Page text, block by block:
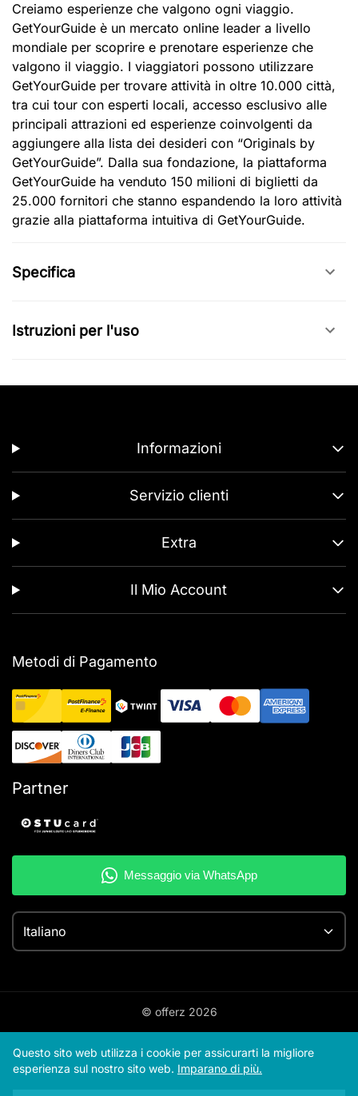
Creiamo esperienze che valgono ogni viaggio.
GetYourGuide è un mercato online leader a livello
mondiale per scoprire e prenotare esperienze che
valgono il viaggio. I viaggiatori possono utilizzare
GetYourGuide per trovare attività in oltre 10.000 città,
tra cui tour con esperti locali, accesso esclusivo alle
principali attrazioni ed esperienze coinvolgenti da
aggiungere alla lista dei desideri con “Originals by
GetYourGuide”. Dalla sua fondazione, la piattaforma
GetYourGuide ha venduto 150 milioni di biglietti da
25.000 fornitori che stanno espandendo la loro attività
grazie alla piattaforma intuitiva di GetYourGuide.
Specifica
Istruzioni per l'uso
Informazioni
Servizio clienti
Extra
Il Mio Account
Metodi di Pagamento
Partner
Italiano
© offerz 2026
Questo sito web utilizza i cookie per assicurarti la migliore
esperienza sul nostro sito web. Imparano di più.